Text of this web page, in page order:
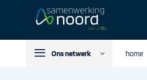
Ons netwerk home